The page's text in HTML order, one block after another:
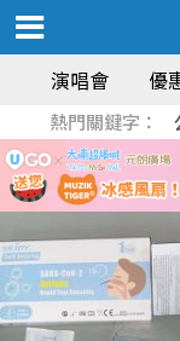
演唱會 優
熱門關鍵字：